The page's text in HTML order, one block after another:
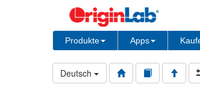
Produkte Apps
Deutsch